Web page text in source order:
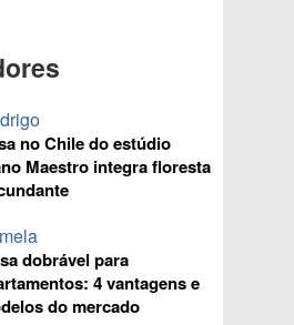
no Chile do estúdio
Maestro integra floresta
dobrável para
4 vantagens e
do mercado